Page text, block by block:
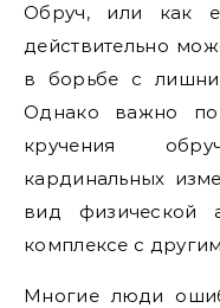
Обруч, или как
действительно
в борьбе с
Однако важно
кручения
кардинальных
вид физической
комплексе с
Многие люди